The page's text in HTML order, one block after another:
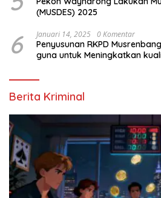
(MUSDES) 2025
6 Januari 14, 2025 0 Komentar
Penyusunan RKPD
guna untuk Meningkatkan
Berita Kriminal